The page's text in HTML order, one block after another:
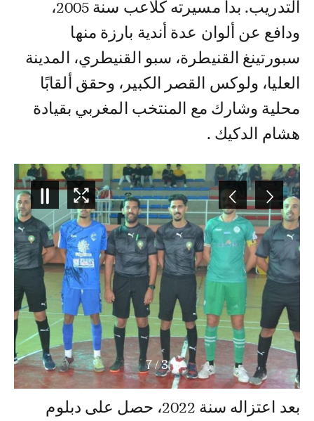
التدريب. بدأ مسيرته كلاعب سنة 2005،
ودافع عن ألوان عدة أندية بارزة منها
سبورتينغ القنيطرة، سبو القنيطري، المدينة
العليا، ولوكس القصر الكبير، وحقق ألقابًا
محلية وشارك مع المنتخب المغربي بقيادة
هشام الدكيك .
3
/
7
بعد اعتزاله سنة 2022، حصل على دبلوم